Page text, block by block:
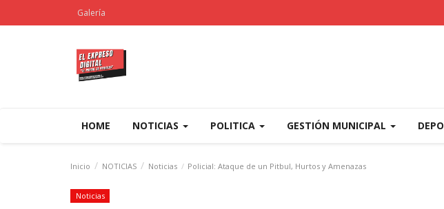
Galería
HOME NOTICIAS POLITICA GESTIÓN MUNICIPAL
Inicio NOTICIAS Noticias Policial: Ataque de un Pitbul, Hurtos y Amenazas
Noticias